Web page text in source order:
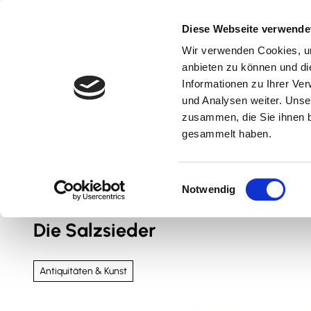
Diese Webseite
Wir verwenden Cookies,
anbieten zu können und
Informationen zu Ihrer
und Analysen weiter.
zusammen, die Sie ihnen
gesammelt haben.
i
Notwendig
Kultur & Erlebnis Kulinarik
Die Salzsieder
Antiquitäten & Kunst